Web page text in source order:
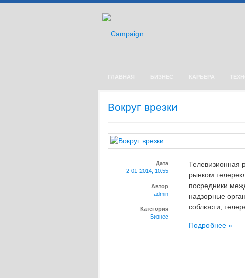
ГЛАВНАЯ БИЗНЕС КАРЬЕРА
Вокруг врезки
Дата
2-01-2014, 10:55
Автор
admin
Категория
Бизнес
Телевизионная
рынком
посредники
надзорные
соблюсти,
Подробнее »